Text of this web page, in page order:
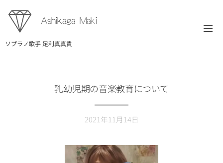
Ashikaga Maki
ソプラノ歌手 足利真真貴
乳幼児期の音楽教育について
2021年11月14日